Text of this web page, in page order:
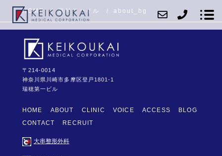
VOICE
HOME 添付ファイル about_bg
〒214-0014
神奈川県川崎市多摩区登戸1801-1
瑞穂第一ビル
HOME ABOUT CLINIC VOICE ACCESS
BLOG
CONTACT
RECRUIT
大串整形外科